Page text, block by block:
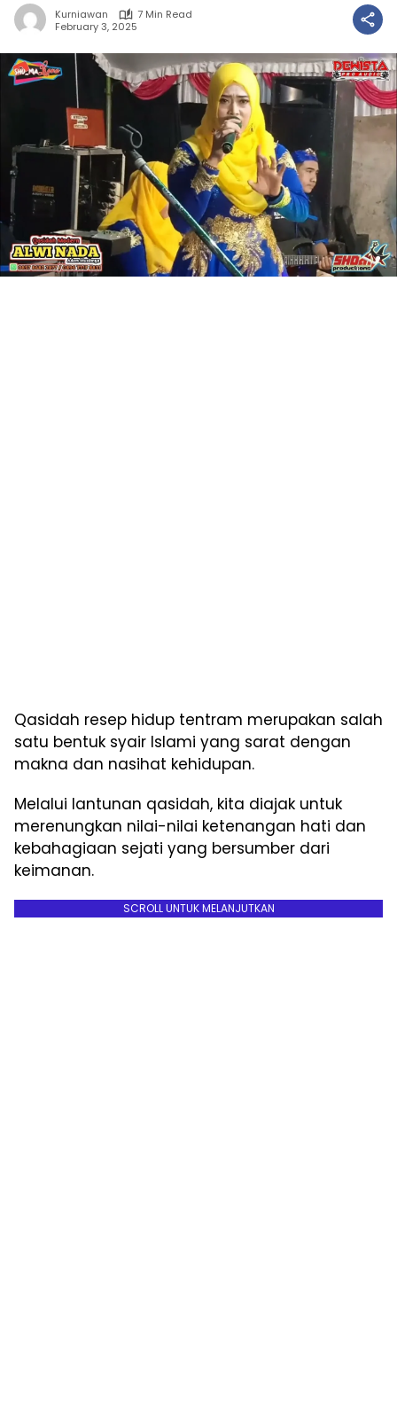
Kurniawan
7 Min Read
February 3, 2025
Qasidah resep hidup tentram merupakan salah
satu bentuk syair Islami yang sarat dengan
makna dan nasihat kehidupan.
Melalui lantunan qasidah, kita diajak untuk
merenungkan nilai-nilai ketenangan hati dan
kebahagiaan sejati yang bersumber dari
keimanan.
SCROLL UNTUK MELANJUTKAN